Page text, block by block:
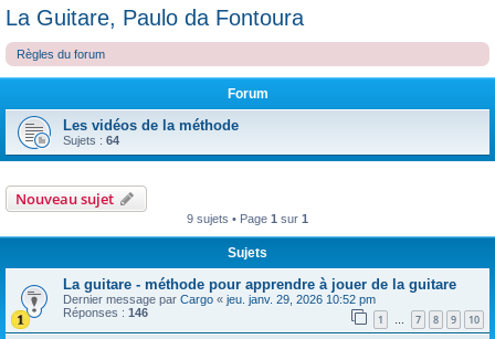
La Guitare, Paulo da Fontoura
Règles du forum
Forum
Les vidéos de la méthode
Sujets : 64
Nouveau sujet
9 sujets • Page 1 sur 1
Sujets
La guitare - méthode pour apprendre à jouer de la guitare
Dernier message par Cargo « jeu. janv. 29, 2026 10:52 pm
Réponses : 146 1 … 7 8 9 10